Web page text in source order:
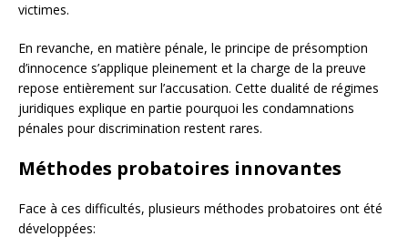
victimes.
En revanche, en matière pénale, le principe de présomption
d’innocence s’applique pleinement et la charge de la preuve
repose entièrement sur l’accusation. Cette dualité de régimes
juridiques explique en partie pourquoi les condamnations
pénales pour discrimination restent rares.
Méthodes probatoires innovantes
Face à ces difficultés, plusieurs méthodes probatoires ont été
développées: